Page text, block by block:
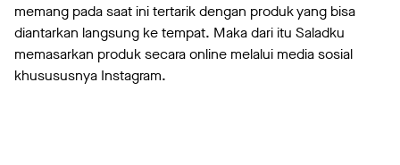
memang pada saat ini tertarik dengan produk yang bisa
diantarkan langsung ke tempat. Maka dari itu Saladku
memasarkan produk secara online melalui media sosial
khusususnya Instagram.